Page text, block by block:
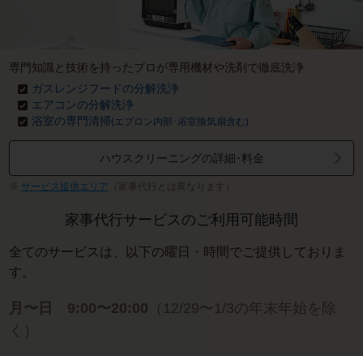
専門知識と技術を持ったプロが専用機材や洗剤で徹底洗浄
ガスレンジフードの分解洗浄
エアコンの分解洗浄
浴室の専門清掃(エプロン内部･浴室換気扇含む)
ハウスクリーニングの詳細･料金
サービス提供エリア （家事代行とは異なります）
家事代行サービスのご利用可能時間
全てのサービスは、以下の曜日・時間でご提供しておりま
す。
月〜日 9:00〜20:00 （12/29〜1/3の年末年始を除
く）